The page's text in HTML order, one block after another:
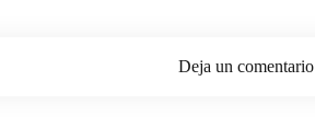
Deja un comentario